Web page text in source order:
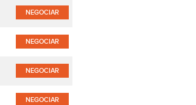
NEGOCIAR
NEGOCIAR
NEGOCIAR
NEGOCIAR